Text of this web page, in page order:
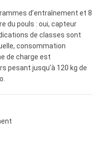
d’entraînement et 8
du pouls : oui, capteur
de classes sont
consommation
de charge est
pesant jusqu’à 120 kg de